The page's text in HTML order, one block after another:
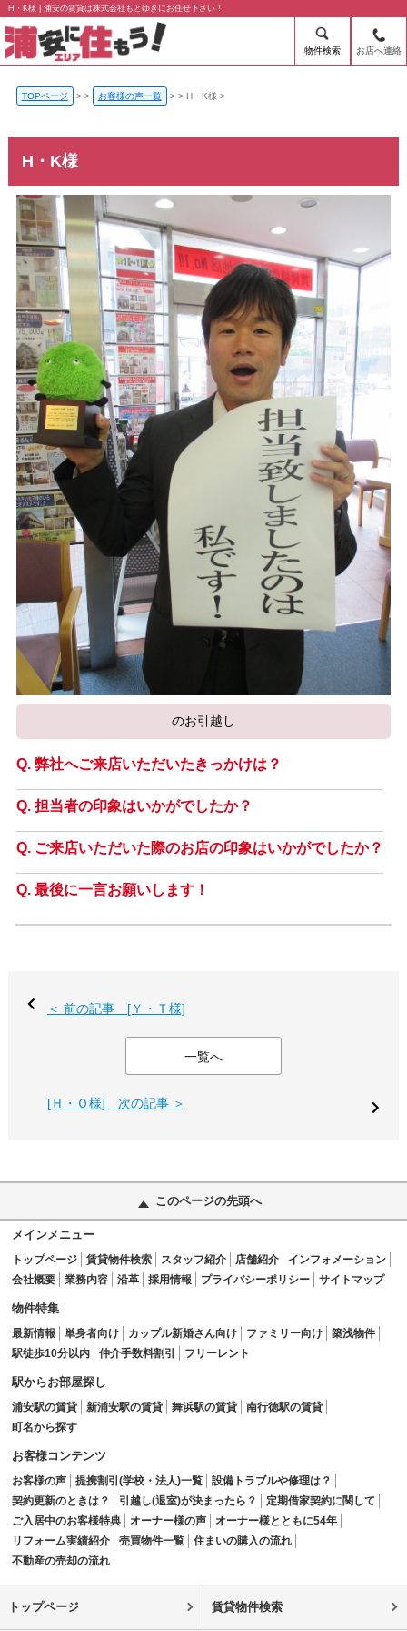
H・K様 | 浦安の賃貸は株式会社もとゆきにお任せ下さい！
物件検索 お店へ連絡
TOPページ > お客様の声一覧 > H・K様
H・K様
のお引越し
弊社へご来店いただいたきっかけは？
担当者の印象はいかがでしたか？
ご来店いただいた際のお店の印象はいかがでしたか？
最後に一言お願いします！
＜ 前の記事 [Ｙ・Ｔ様]
一覧へ
[Ｈ・Ｏ様] 次の記事 ＞
このページの先頭へ
メインメニュー
トップページ 賃貸物件検索 スタッフ紹介 店舗紹介
インフォメーション
会社概要
業務内容 沿革 採用情報 プライバシーポリシー サイトマップ
物件特集
最新情報 単身者向け カップル新婚さん向け ファミリー向け
築浅物件
駅徒歩10分以内
仲介手数料割引 フリーレント
駅からお部屋探し
浦安駅の賃貸 新浦安駅の賃貸 舞浜駅の賃貸
南行徳駅の賃貸
町名から探す
お客様コンテンツ
お客様の声 提携割引(学校・法人)一覧
設備トラブルや修理は？
契約更新のときは？
引越し(退室)が決まったら？
定期借家契約に関して
ご入居中のお客様特典
オーナー様の声
オーナー様とともに54年
リフォーム実績紹介
売買物件一覧
住まいの購入の流れ
不動産の売却の流れ
トップページ 賃貸物件検索